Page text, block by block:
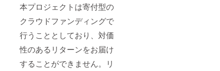
本プロジェクトは寄付型の
クラウドファンディングで
行うこととしており、対価
性のあるリターンをお届け
することができません。リ